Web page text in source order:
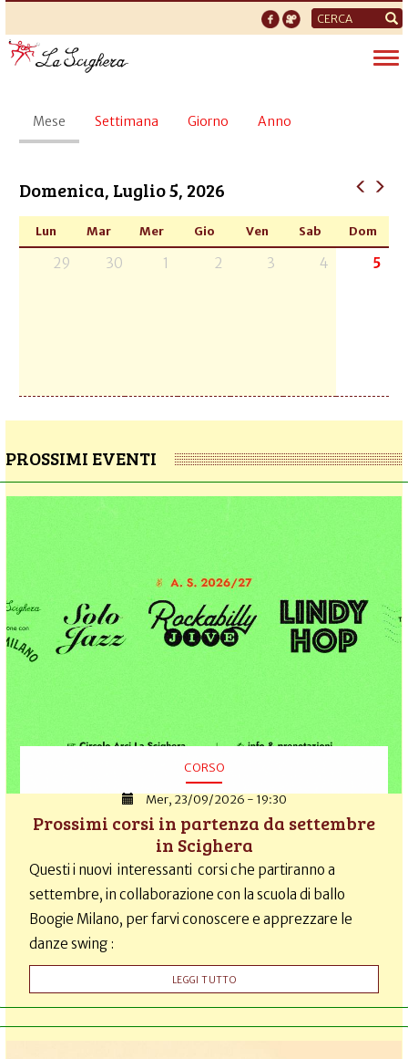
Form
di
ricerca
Schede
primarie
Mese (scheda
attiva)
Settimana Giorno Anno
Domenica, Luglio 5, 2026
Lun Mar Mer Gio Ven Sab Dom
29 30 1 2 3 4 5
PROSSIMI EVENTI
CORSO
Mer, 23/09/2026 - 19:30
Prossimi corsi in partenza da settembre
in Scighera
Questi i nuovi interessanti corsi che partiranno a
settembre, in collaborazione con la scuola di ballo
Boogie Milano, per farvi conoscere e apprezzare le
danze swing :
LEGGI TUTTO